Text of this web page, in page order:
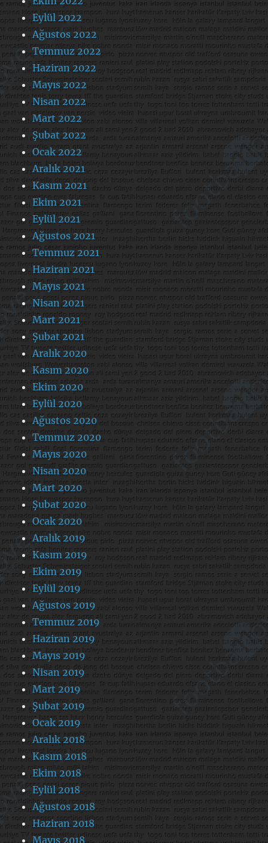
Eylül 2022
Ağustos 2022
Temmuz 2022
Haziran 2022
Mayıs 2022
Nisan 2022
Mart 2022
Şubat 2022
Ocak 2022
Aralık 2021
Kasım 2021
Ekim 2021
Eylül 2021
Ağustos 2021
Temmuz 2021
Haziran 2021
Mayıs 2021
Nisan 2021
Mart 2021
Şubat 2021
Aralık 2020
Kasım 2020
Ekim 2020
Eylül 2020
Ağustos 2020
Temmuz 2020
Mayıs 2020
Nisan 2020
Mart 2020
Şubat 2020
Ocak 2020
Aralık 2019
Kasım 2019
Ekim 2019
Eylül 2019
Ağustos 2019
Temmuz 2019
Haziran 2019
Mayıs 2019
Nisan 2019
Mart 2019
Şubat 2019
Ocak 2019
Aralık 2018
Kasım 2018
Ekim 2018
Eylül 2018
Ağustos 2018
Haziran 2018
Mayıs 2018